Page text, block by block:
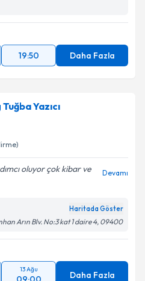
19:50 Daha Fazla
Yazıcı
oluyor çok kibar ve
Devamı
Haritada Göster
Arın Blv. No:3 kat 1 daire 4, 09400
13 Ağu
Daha Fazla